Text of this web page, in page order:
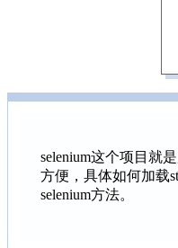
selenium这个项目就
方便，具体如何加载
selenium方法。